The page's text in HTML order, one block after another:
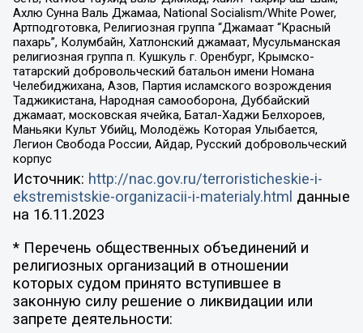
Ахлю Сунна Валь Джамаа, National Socialism/White Power,
Артподготовка, Религиозная группа “Джамаат “Красный
пахарь”, Колумбайн, Хатлонский джамаат, Мусульманская
религиозная группа п. Кушкуль г. Оренбург, Крымско-
татарский добровольческий батальон имени Номана
Челебиджихана, Азов, Партия исламского возрождения
Таджикистана, Народная самооборона, Дуббайский
джамаат, московская ячейка, Батал-Хаджи Белхороев,
Маньяки Культ Убийц, Молодёжь Которая Улыбается,
Легион Свобода России, Айдар, Русский добровольческий
корпус
Источник: http://nac.gov.ru/terroristicheskie-i-
ekstremistskie-organizacii-i-materialy.html данные
на 16.11.2023
* Перечень общественных объединений и
религиозных организаций в отношении
которых судом принято вступившее в
законную силу решение о ликвидации или
запрете деятельности: